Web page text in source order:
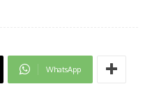
WhatsApp